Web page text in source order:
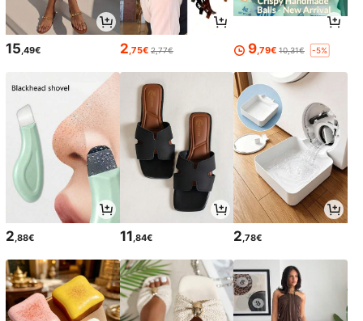
15 ,49€ 2 ,75€ 2,77€ 9,79€ 10,31€ -5%
2 ,88€ 11 ,84€ 2 ,78€